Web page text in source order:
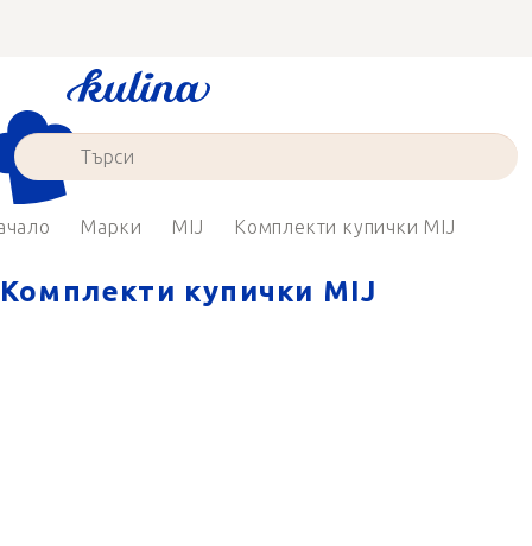
съдържанието
Марки MIJ Комплекти купички MIJ
Комплекти купички MIJ